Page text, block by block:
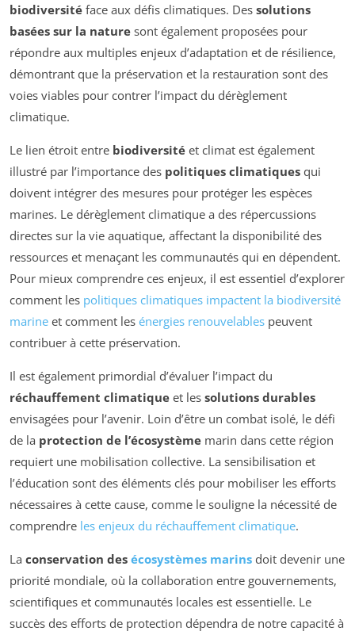
biodiversité face aux défis climatiques. Des solutions
basées sur la nature sont également proposées pour
répondre aux multiples enjeux d’adaptation et de résilience,
démontrant que la préservation et la restauration sont des
voies viables pour contrer l’impact du dérèglement
climatique.
Le lien étroit entre biodiversité et climat est également
illustré par l’importance des politiques climatiques qui
doivent intégrer des mesures pour protéger les espèces
marines. Le dérèglement climatique a des répercussions
directes sur la vie aquatique, affectant la disponibilité des
ressources et menaçant les communautés qui en dépendent.
Pour mieux comprendre ces enjeux, il est essentiel d’explorer
comment les politiques climatiques impactent la biodiversité
marine et comment les énergies renouvelables peuvent
contribuer à cette préservation.
Il est également primordial d’évaluer l’impact du
réchauffement climatique et les solutions durables
envisagées pour l’avenir. Loin d’être un combat isolé, le défi
de la protection de l’écosystème marin dans cette région
requiert une mobilisation collective. La sensibilisation et
l’éducation sont des éléments clés pour mobiliser les efforts
nécessaires à cette cause, comme le souligne la nécessité de
comprendre les enjeux du réchauffement climatique.
La conservation des écosystèmes marins doit devenir une
priorité mondiale, où la collaboration entre gouvernements,
scientifiques et communautés locales est essentielle. Le
succès des efforts de protection dépendra de notre capacité à